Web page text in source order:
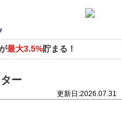
最大3.5%貯まる！
ー
更新日:2026.07.31